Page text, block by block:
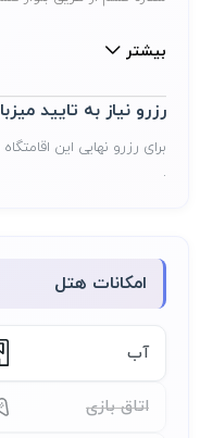
اقامتی خاطره انگیز را در
بیشتر
رزرو نیاز به تایید
برای رزرو نهایی این
.
امکانات هتل
آب
اتاق بازی